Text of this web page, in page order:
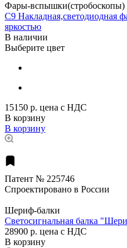
Фары-вспышки(стробоскопы)
C9 Накладная,светодиодная
яркостью
В наличии
Выберите цвет
15150 р. цена с НДС
В корзину
В корзину
Патент № 225746
Спроектировано в России
Шериф-балки
Светосигнальная балка
28900 р. цена с НДС
В корзину